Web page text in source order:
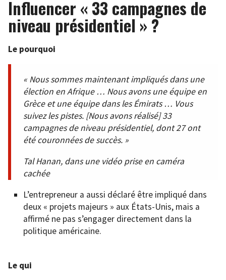
Influencer « 33 campagnes de
niveau présidentiel » ?
Le pourquoi
« Nous sommes maintenant impliqués dans une
élection en Afrique … Nous avons une équipe en
Grèce et une équipe dans les Émirats … Vous
suivez les pistes. [Nous avons réalisé] 33
campagnes de niveau présidentiel, dont 27 ont
été couronnées de succès. »
Tal Hanan, dans une vidéo prise en caméra
cachée
L’entrepreneur a aussi déclaré être impliqué dans
deux « projets majeurs » aux États-Unis, mais a
affirmé ne pas s’engager directement dans la
politique américaine.
Le qui